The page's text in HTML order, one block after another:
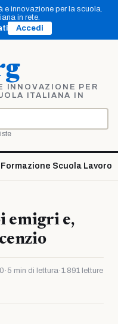
e innovazione per la scuola.
in rete.
Accedi
INNOVAZIONE PER
ITALIANA IN
Formazione Scuola Lavoro
emigri e,
· 5 min di lettura·1.891 letture